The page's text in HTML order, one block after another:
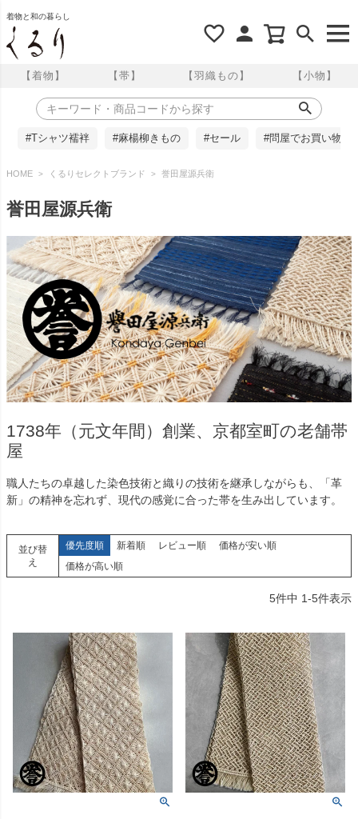
着物と和の暮らし
【着物】 【帯】 【羽織もの】 【小物】
#Tシャツ襦袢 #麻楊柳きもの #セール #問屋でお買い物
HOME くるりセレクトブランド 誉田屋源兵衛
誉田屋源兵衛
1738年（元文年間）創業、京都室町の老舗帯
屋
職人たちの卓越した染色技術と織りの技術を継承しながらも、「革
新」の精神を忘れず、現代の感覚に合った帯を生み出しています。
並び替
え
優先度順 新着順 レビュー順
価格が安い順
価格が高い順
5件中 1-5件表示